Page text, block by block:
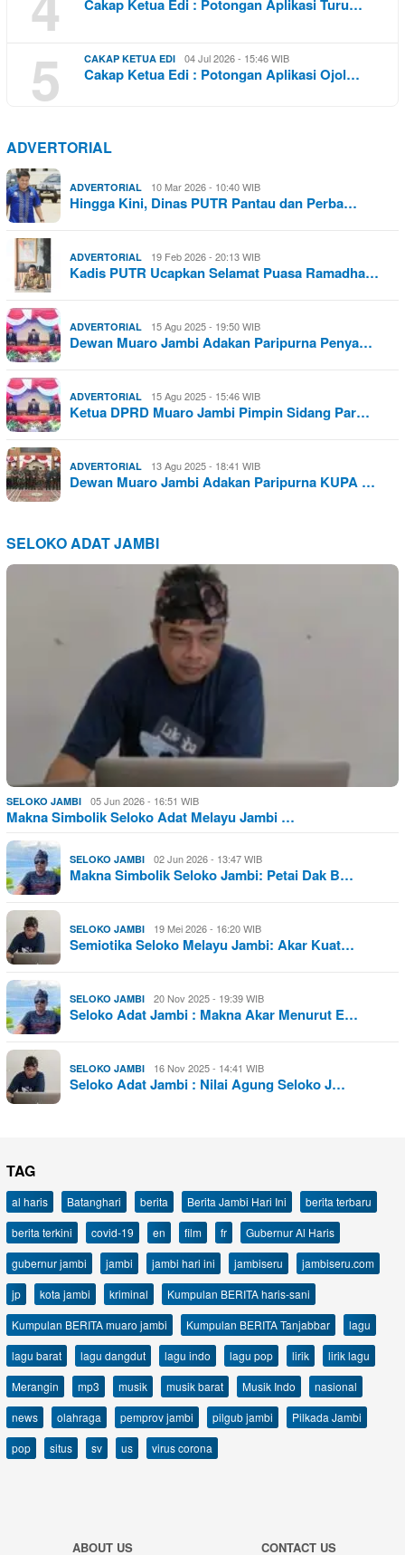
Cakap Ketua Edi : Potongan Aplikasi Turu…
5 CAKAP KETUA EDI 04 Jul 2026 - 15:46 WIB
Cakap Ketua Edi : Potongan Aplikasi Ojol…
ADVERTORIAL
ADVERTORIAL 10 Mar 2026 - 10:40 WIB
Hingga Kini, Dinas PUTR Pantau dan Perba…
ADVERTORIAL 19 Feb 2026 - 20:13 WIB
Kadis PUTR Ucapkan Selamat Puasa Ramadha…
ADVERTORIAL 15 Agu 2025 - 19:50 WIB
Dewan Muaro Jambi Adakan Paripurna Penya…
ADVERTORIAL 15 Agu 2025 - 15:46 WIB
Ketua DPRD Muaro Jambi Pimpin Sidang Par…
ADVERTORIAL 13 Agu 2025 - 18:41 WIB
Dewan Muaro Jambi Adakan Paripurna KUPA …
SELOKO ADAT JAMBI
SELOKO JAMBI 05 Jun 2026 - 16:51 WIB
Makna Simbolik Seloko Adat Melayu Jambi …
SELOKO JAMBI 02 Jun 2026 - 13:47 WIB
Makna Simbolik Seloko Jambi: Petai Dak B…
SELOKO JAMBI 19 Mei 2026 - 16:20 WIB
Semiotika Seloko Melayu Jambi: Akar Kuat…
SELOKO JAMBI 20 Nov 2025 - 19:39 WIB
Seloko Adat Jambi : Makna Akar Menurut E…
SELOKO JAMBI 16 Nov 2025 - 14:41 WIB
Seloko Adat Jambi : Nilai Agung Seloko J…
TAG
al haris Batanghari berita Berita Jambi Hari Ini
berita terbaru
berita terkini
covid-19 en film fr
Gubernur Al Haris
gubernur jambi
jambi jambi hari ini jambiseru
jambiseru.com
jp
kota jambi kriminal
Kumpulan BERITA haris-sani
Kumpulan BERITA muaro jambi
Kumpulan BERITA Tanjabbar
lagu
lagu barat
lagu dangdut lagu indo lagu pop lirik
lirik lagu
Merangin
mp3 musik musik barat Musik Indo
nasional
news
olahraga pemprov jambi pilgub jambi
Pilkada Jambi
pop
situs sv us virus corona
ABOUT US CONTACT US